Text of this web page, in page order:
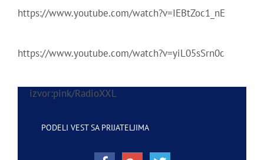
https://www.youtube.com/watch?v=IEBtZoc1_nE
https://www.youtube.com/watch?v=yiL05sSrn0c
izvor:pink/RadioXXL
PODELI VEST SA PRIJATELJIMA